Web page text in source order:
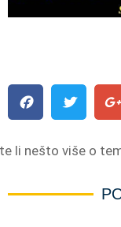
li nešto više o